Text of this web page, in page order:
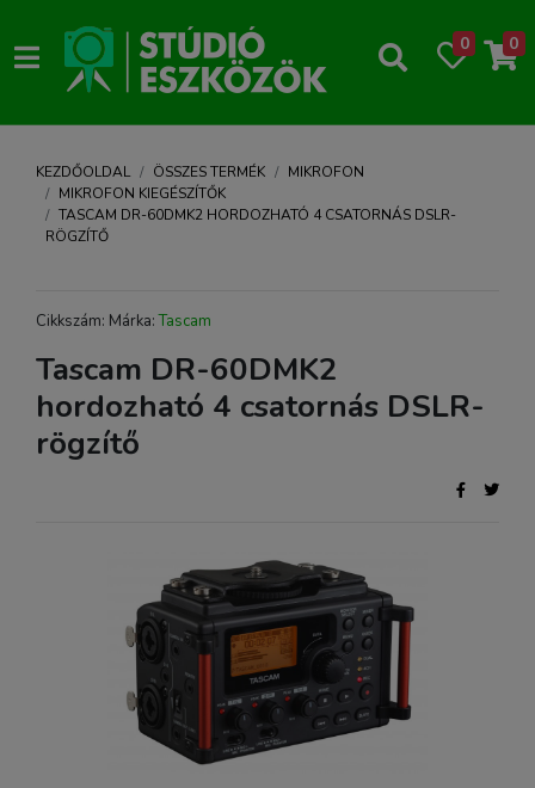
0 0
KEZDŐOLDAL ÖSSZES TERMÉK
MIKROFON
MIKROFON KIEGÉSZÍTŐK
TASCAM DR-60DMK2 HORDOZHATÓ 4 CSATORNÁS DSLR-
RÖGZÍTŐ
Cikkszám: Márka:Tascam
Tascam DR-60DMK2
hordozható 4 csatornás DSLR-
rögzítő